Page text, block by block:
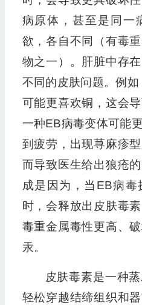
病原体，甚至是同一
欲，各自不同（有毒
物之一）。肝脏中存
不同的皮肤问题。例
可能更喜欢铜，这会
一种EB病毒变体可能
到疲劳，出现荨麻疹
而导致医生给出狼疮
成是因为，当EB病
时，会释放出皮肤毒
毒重金属毒性更高、
汞。
皮肤毒素是一种
轻松穿越结缔组织和